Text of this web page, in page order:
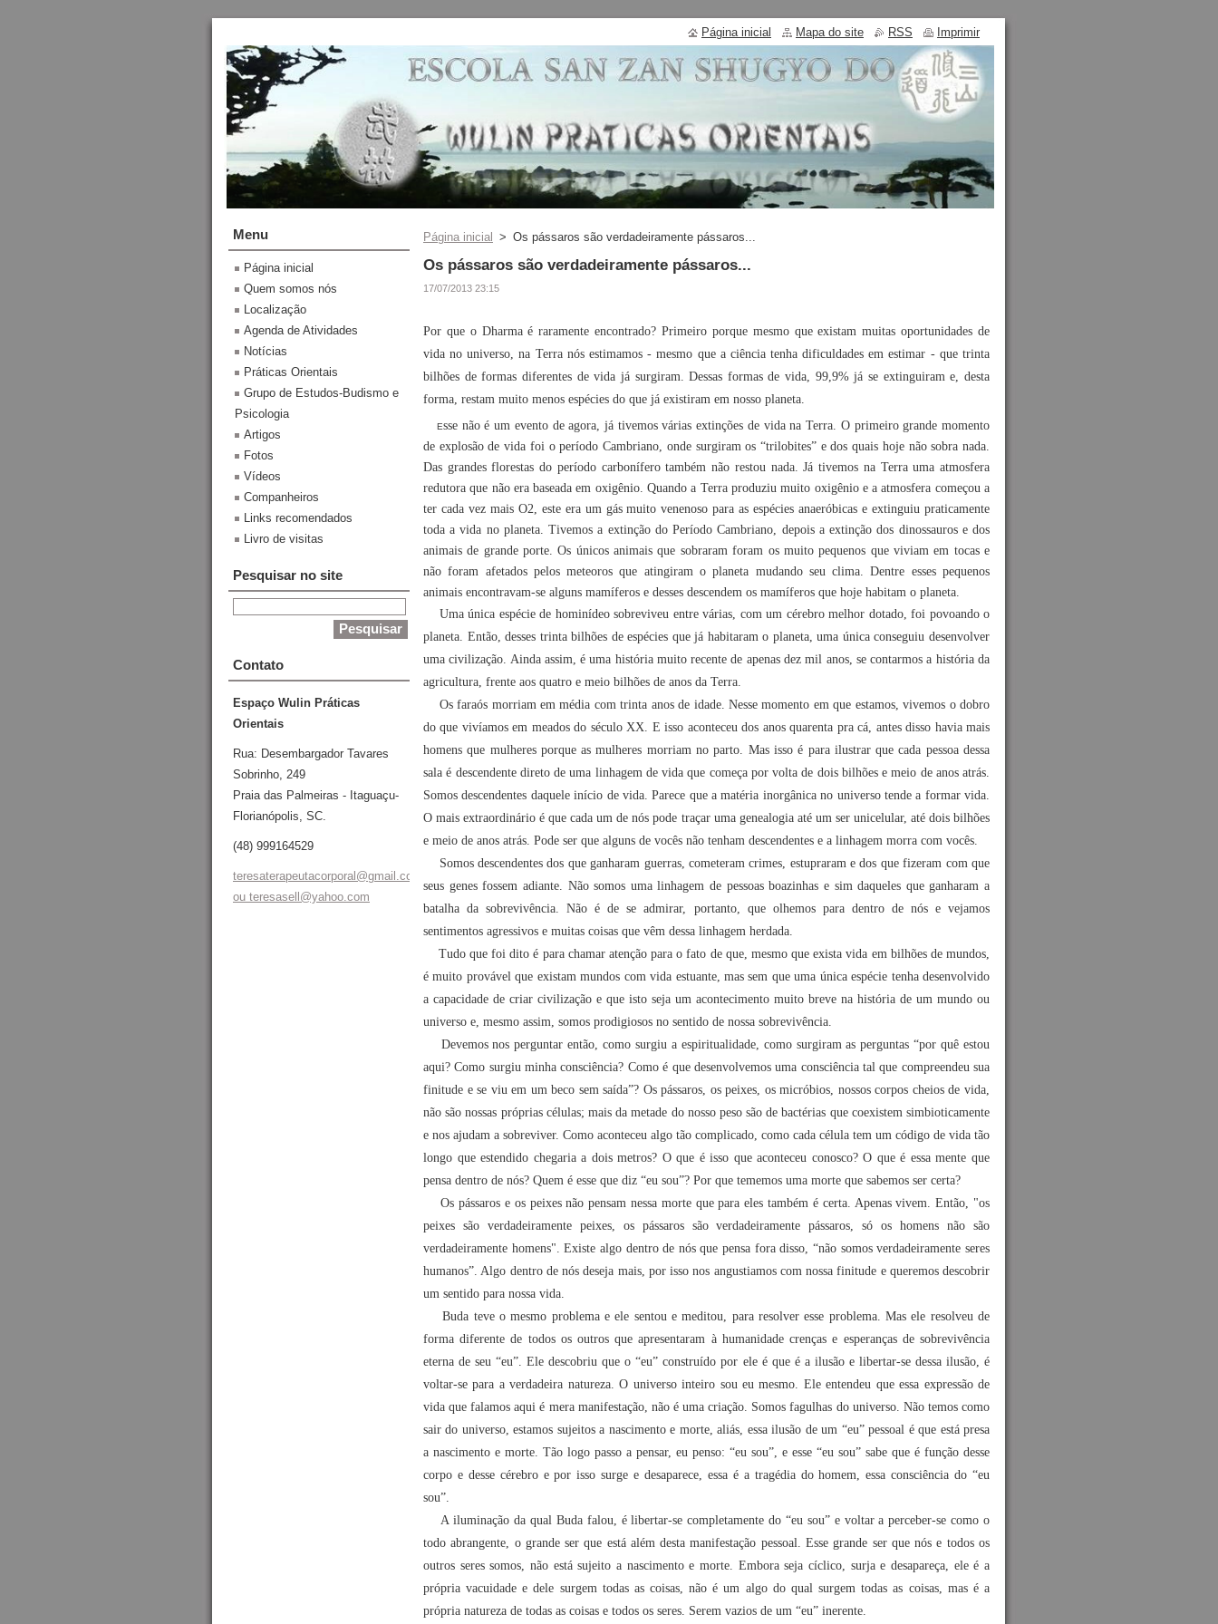
Página inicial > Os pássaros são verdadeiramente pássaros...
Os pássaros são verdadeiramente pássaros...
17/07/2013 23:15
Por que o Dharma é raramente encontrado? Primeiro porque mesmo que existam muitas oportunidades de
vida no universo, na Terra nós estimamos - mesmo que a ciência tenha dificuldades em estimar - que trinta
bilhões de formas diferentes de vida já surgiram. Dessas formas de vida, 99,9% já se extinguiram e, desta
forma, restam muito menos espécies do que já existiram em nosso planeta.
Esse não é um evento de agora, já tivemos várias extinções de vida na Terra. O primeiro grande momento
de explosão de vida foi o período Cambriano, onde surgiram os “trilobites” e dos quais hoje não sobra nada.
Das grandes florestas do período carbonífero também não restou nada. Já tivemos na Terra uma atmosfera
redutora que não era baseada em oxigênio. Quando a Terra produziu muito oxigênio e a atmosfera começou a
ter cada vez mais O2, este era um gás muito venenoso para as espécies anaeróbicas e extinguiu praticamente
toda a vida no planeta. Tivemos a extinção do Período Cambriano, depois a extinção dos dinossauros e dos
animais de grande porte. Os únicos animais que sobraram foram os muito pequenos que viviam em tocas e
não foram afetados pelos meteoros que atingiram o planeta mudando seu clima. Dentre esses pequenos
animais encontravam-se alguns mamíferos e desses descendem os mamíferos que hoje habitam o planeta.
Uma única espécie de hominídeo sobreviveu entre várias, com um cérebro melhor dotado, foi povoando o
planeta. Então, desses trinta bilhões de espécies que já habitaram o planeta, uma única conseguiu desenvolver
uma civilização. Ainda assim, é uma história muito recente de apenas dez mil anos, se contarmos a história da
agricultura, frente aos quatro e meio bilhões de anos da Terra.
Os faraós morriam em média com trinta anos de idade. Nesse momento em que estamos, vivemos o dobro
do que vivíamos em meados do século XX. E isso aconteceu dos anos quarenta pra cá, antes disso havia mais
homens que mulheres porque as mulheres morriam no parto. Mas isso é para ilustrar que cada pessoa dessa
sala é descendente direto de uma linhagem de vida que começa por volta de dois bilhões e meio de anos atrás.
Somos descendentes daquele início de vida. Parece que a matéria inorgânica no universo tende a formar vida.
O mais extraordinário é que cada um de nós pode traçar uma genealogia até um ser unicelular, até dois bilhões
e meio de anos atrás. Pode ser que alguns de vocês não tenham descendentes e a linhagem morra com vocês.
Somos descendentes dos que ganharam guerras, cometeram crimes, estupraram e dos que fizeram com que
seus genes fossem adiante. Não somos uma linhagem de pessoas boazinhas e sim daqueles que ganharam a
batalha da sobrevivência. Não é de se admirar, portanto, que olhemos para dentro de nós e vejamos
sentimentos agressivos e muitas coisas que vêm dessa linhagem herdada.
Tudo que foi dito é para chamar atenção para o fato de que, mesmo que exista vida em bilhões de mundos,
é muito provável que existam mundos com vida estuante, mas sem que uma única espécie tenha desenvolvido
a capacidade de criar civilização e que isto seja um acontecimento muito breve na história de um mundo ou
universo e, mesmo assim, somos prodigiosos no sentido de nossa sobrevivência.
Devemos nos perguntar então, como surgiu a espiritualidade, como surgiram as perguntas “por quê estou
aqui? Como surgiu minha consciência? Como é que desenvolvemos uma consciência tal que compreendeu sua
finitude e se viu em um beco sem saída”? Os pássaros, os peixes, os micróbios, nossos corpos cheios de vida,
não são nossas próprias células; mais da metade do nosso peso são de bactérias que coexistem simbioticamente
e nos ajudam a sobreviver. Como aconteceu algo tão complicado, como cada célula tem um código de vida tão
longo que estendido chegaria a dois metros? O que é isso que aconteceu conosco? O que é essa mente que
pensa dentro de nós? Quem é esse que diz “eu sou”? Por que tememos uma morte que sabemos ser certa?
Os pássaros e os peixes não pensam nessa morte que para eles também é certa. Apenas vivem. Então, "os
peixes são verdadeiramente peixes, os pássaros são verdadeiramente pássaros, só os homens não são
verdadeiramente homens". Existe algo dentro de nós que pensa fora disso, “não somos verdadeiramente seres
humanos”. Algo dentro de nós deseja mais, por isso nos angustiamos com nossa finitude e queremos descobrir
um sentido para nossa vida.
Buda teve o mesmo problema e ele sentou e meditou, para resolver esse problema. Mas ele resolveu de
forma diferente de todos os outros que apresentaram à humanidade crenças e esperanças de sobrevivência
eterna de seu “eu”. Ele descobriu que o “eu” construído por ele é que é a ilusão e libertar-se dessa ilusão, é
voltar-se para a verdadeira natureza. O universo inteiro sou eu mesmo. Ele entendeu que essa expressão de
vida que falamos aqui é mera manifestação, não é uma criação. Somos fagulhas do universo. Não temos como
sair do universo, estamos sujeitos a nascimento e morte, aliás, essa ilusão de um “eu” pessoal é que está presa
a nascimento e morte. Tão logo passo a pensar, eu penso: “eu sou”, e esse “eu sou” sabe que é função desse
corpo e desse cérebro e por isso surge e desaparece, essa é a tragédia do homem, essa consciência do “eu
sou”.
A iluminação da qual Buda falou, é libertar-se completamente do “eu sou” e voltar a perceber-se como o
todo abrangente, o grande ser que está além desta manifestação pessoal. Esse grande ser que nós e todos os
outros seres somos, não está sujeito a nascimento e morte. Embora seja cíclico, surja e desapareça, ele é a
própria vacuidade e dele surgem todas as coisas, não é um algo do qual surgem todas as coisas, mas é a
própria natureza de todas as coisas e todos os seres. Serem vazios de um “eu” inerente.
Menu
Página inicial
Quem somos nós
Localização
Agenda de Atividades
Notícias
Práticas Orientais
Grupo de Estudos-Budismo e
Psicologia
Artigos
Fotos
Vídeos
Companheiros
Links recomendados
Livro de visitas
Pesquisar no site
Contato
Espaço Wulin Práticas
Orientais
Rua: Desembargador Tavares
Sobrinho, 249
Praia das Palmeiras - Itaguaçu-
Florianópolis, SC.
(48) 999164529
teresaterapeutacorporal@gmail.com
ou teresasell@yahoo.com
Página inicial Mapa do site RSS Imprimir